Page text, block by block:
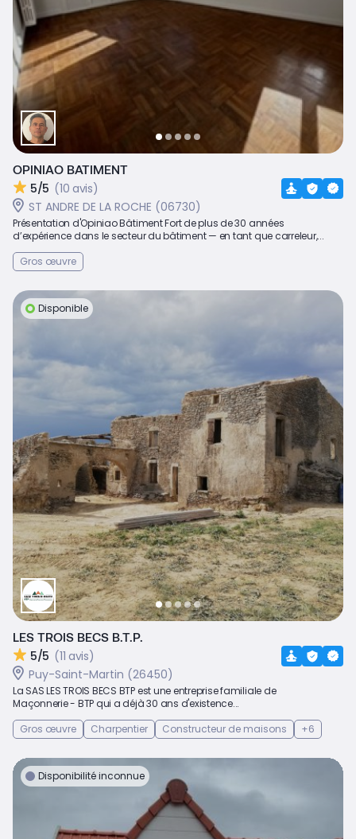
OPINIAO BATIMENT
5/5 (10 avis)
ST ANDRE DE LA ROCHE (06730)
Présentation d'Opiniao Bâtiment Fort de plus de 30 années
d’expérience dans le secteur du bâtiment — en tant que carreleur,...
Gros œuvre
Disponible
LES TROIS BECS B.T.P.
5/5 (11 avis)
Puy-Saint-Martin (26450)
La SAS LES TROIS BECS BTP est une entreprise familiale de
Maçonnerie - BTP qui a déjà 30 ans d'existence...
Gros œuvre
Charpentier Constructeur de maisons +6
Disponibilité inconnue